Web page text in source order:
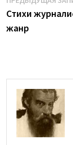
по
записям
Стихи
жанр